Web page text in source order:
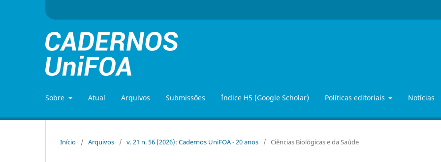
Sobre Atual Arquivos Submissões Índice H5 (Google Scholar) Políticas editoriais Notícias
Início / Arquivos / v. 21 n. 56 (2026): Cadernos UniFOA - 20 anos / Ciências Biológicas e da Saúde